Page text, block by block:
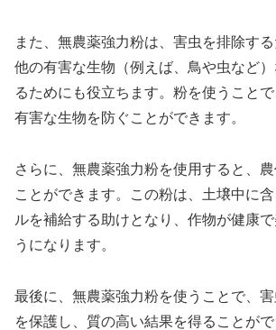
また、無農薬強力粉は、害虫を排除す
他の有害な生物（例えば、鳥や虫など
るためにも役立ちます。粉を使うこと
有害な生物を防ぐことができます。
さらに、無農薬強力粉を使用すると、
ことができます。この粉は、土壌中に
ルを補給する助けとなり、作物が健康
うになります。
最後に、無農薬強力粉を使うことで、
を保護し、質の高い結果を得ることが